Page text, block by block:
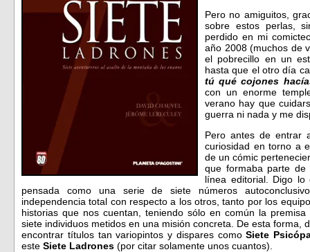
Pero no amiguitos,
sobre estos perlas,
perdido en mi
año 2008 (muchos de
el pobrecillo en un
hasta que el otro día
tú qué cojones
con un enorme
verano hay que
guerra ni nada y me
Pero antes de entrar
curiosidad en torno a
de un cómic
que formaba parte de
línea editorial. Digo lo
pensada como una serie de siete números
independencia total con respecto a los otros, tanto por los
historias que nos cuentan, teniendo sólo en común la
siete individuos metidos en una misión concreta. De esta forma,
encontrar títulos tan variopintos y dispares comoSiete
este Siete Ladrones (por citar solamente unos cuantos).